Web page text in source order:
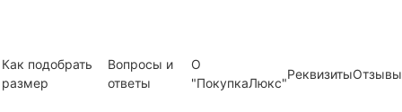
Как подобрать
размер
Вопросы и
ответы
О
"ПокупкаЛюкс"
РеквизитыОтзывы